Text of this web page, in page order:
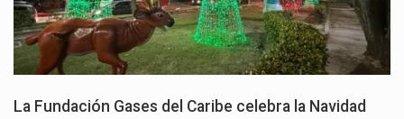
La Fundación Gases del Caribe celebra la Navidad